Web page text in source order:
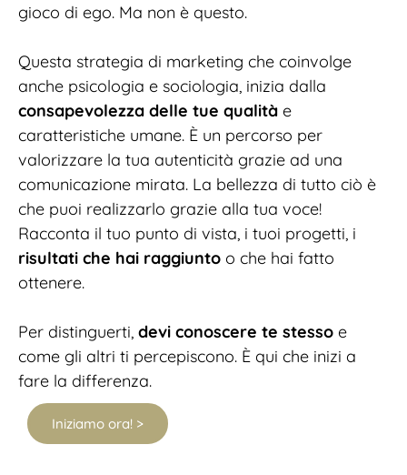
gioco di ego. Ma non è questo.
Questa strategia di marketing che coinvolge
anche psicologia e sociologia, inizia dalla
consapevolezza delle tue qualità e
caratteristiche umane. È un percorso per
valorizzare la tua autenticità grazie ad una
comunicazione mirata. La bellezza di tutto ciò è
che puoi realizzarlo grazie alla tua voce!
Racconta il tuo punto di vista, i tuoi progetti, i
risultati che hai raggiunto o che hai fatto
ottenere.
Per distinguerti, devi conoscere te stesso e
come gli altri ti percepiscono. È qui che inizi a
fare la differenza.
Iniziamo ora! >